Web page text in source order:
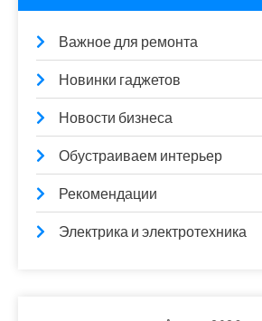
Важное для ремонта
Новинки гаджетов
Новости бизнеса
Обустраиваем интерьер
Рекомендации
Электрика и электротехника